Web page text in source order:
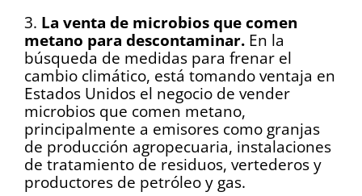
3. La venta de microbios que comen
metano para descontaminar. En la
búsqueda de medidas para frenar el
cambio climático, está tomando ventaja en
Estados Unidos el negocio de vender
microbios que comen metano,
principalmente a emisores como granjas
de producción agropecuaria, instalaciones
de tratamiento de residuos, vertederos y
productores de petróleo y gas.